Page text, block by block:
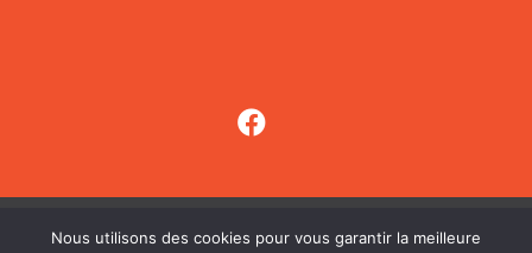
© Golf Maurice /Mention Légales
Nous utilisons des cookies pour vous garantir la meilleure